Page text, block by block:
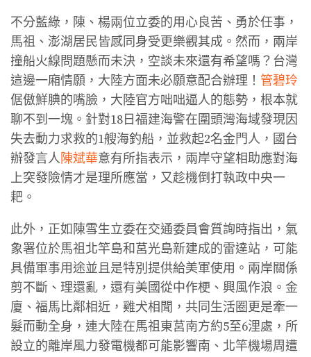
不分藍綠，陳、楊兩位立委的用心良苦、勇於任事，
馬祖、澎湖居民皆感同身受更樂觀其成。然而，兩岸
撞船火線問題懸而未決，空談未來還有希望嗎？台灣
這邊一廂情願，大陸方面未必願意配合辦理！ 管碧玲
倨傲鮮腆的嘴臉，大陸官方咄咄逼人的態勢，根本就
聊不到一塊。針對18日福建海警在圍頭灣海域發現因
失去動力求救的1艘海釣船，並救起2名金門人，國台
辦發言人陳斌華意有所指表示，兩岸守望相助應對海
上突發險情才是理所應當，又趁機倒打執政中央一
耙。
此外，正如陳雪生立委在交通委員會質詢時指出，氣
象署位於馬祖北竿島和莒光島新建成的雷達站，可能
具備軍事用途並且是特別提供給美軍使用。兩岸關係
剪不斷、理還亂，還有美國從中作梗、興風作浪。金
廈、福馬比鄰相近，雞犬相聞，共同生活圈更是牽一
髮而動全身，連大陸在馬祖東莒南方約5至6浬處，所
設立的離岸風力發電機都可能影響南、北竿機場周遭